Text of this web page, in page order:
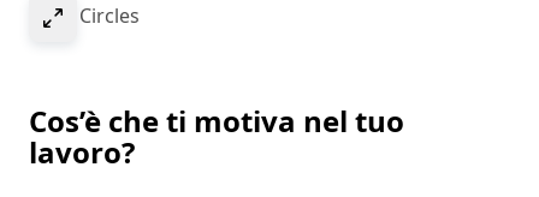
Select to expand image
Serie Circles
Cos’è che ti motiva nel tuo
lavoro?